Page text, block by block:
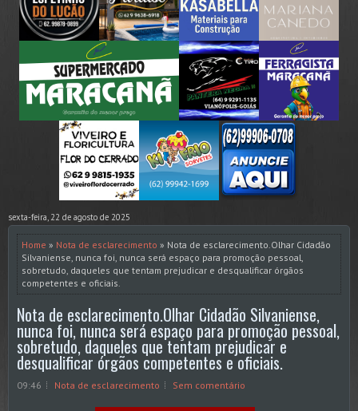
sexta-feira, 22 de agosto de 2025
Home » Nota de esclarecimento » Nota de esclarecimento.Olhar Cidadão
Silvaniense, nunca foi, nunca será espaço para promoção pessoal,
sobretudo, daqueles que tentam prejudicar e desqualificar órgãos
competentes e oficiais.
Nota de esclarecimento.Olhar Cidadão Silvaniense,
nunca foi, nunca será espaço para promoção pessoal,
sobretudo, daqueles que tentam prejudicar e
desqualificar órgãos competentes e oficiais.
09:46 Nota de esclarecimento Sem comentário